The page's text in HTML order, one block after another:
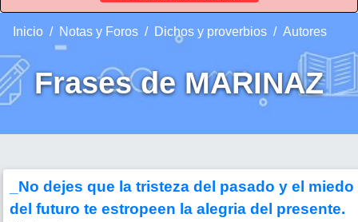
Inicio Notas y Foros Dichos y proverbios Autores
Frases de MARINAZ
_No dejes que la tristeza del pasado y el miedo
del futuro te estropeen la alegria del presente.